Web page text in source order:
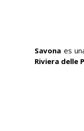
Savona es
Riviera delle